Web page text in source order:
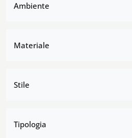
Ambiente
Materiale
Stile
Tipologia